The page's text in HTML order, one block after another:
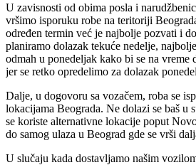
U zavisnosti od obima posla i
vršimo isporuku robe na teritoriji
određen termin već je najbolje pozvati i
planiramo dolazak tekuće nedelje,
odmah u ponedeljak kako bi se na
jer se retko opredelimo za dolazak
Dalje, u dogovoru sa vozačem, roba se
lokacijama Beograda. Ne dolazi se baš u
se koriste alternativne lokacije poput
do samog ulaza u Beograd gde se vrši
U slučaju kada dostavljamo našim